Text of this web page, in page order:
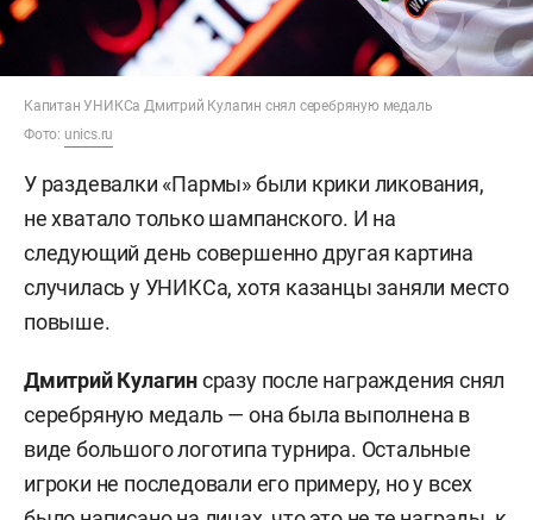
Капитан УНИКСа Дмитрий Кулагин снял серебряную медаль
Фото: unics.ru
У раздевалки «Пармы» были крики ликования,
не хватало только шампанского. И на
следующий день совершенно другая картина
случилась у УНИКСа, хотя казанцы заняли место
повыше.
Дмитрий Кулагинсразу после награждения снял
серебряную медаль — она была выполнена в
виде большого логотипа турнира. Остальные
игроки не последовали его примеру, но у всех